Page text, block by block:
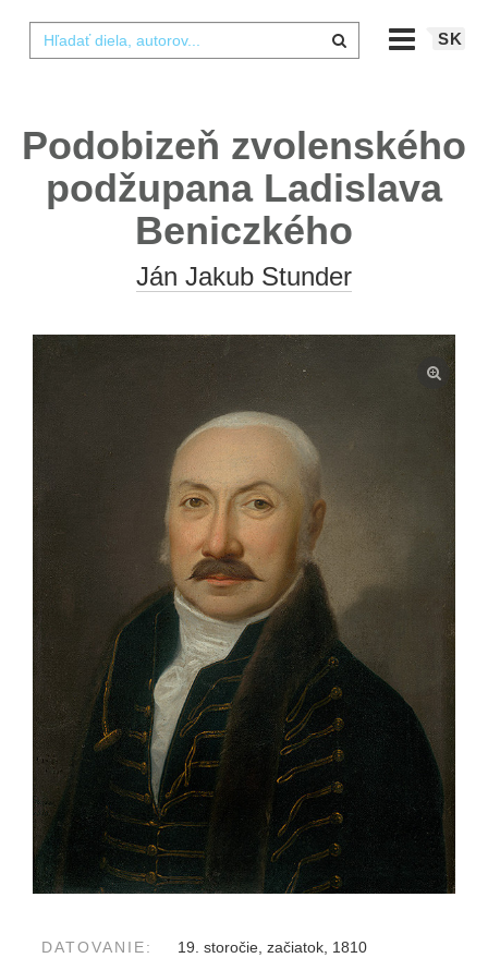
SK
Podobizeň zvolenského
podžupana Ladislava
Beniczkého
Ján Jakub Stunder
DATOVANIE: 19. storočie, začiatok, 1810